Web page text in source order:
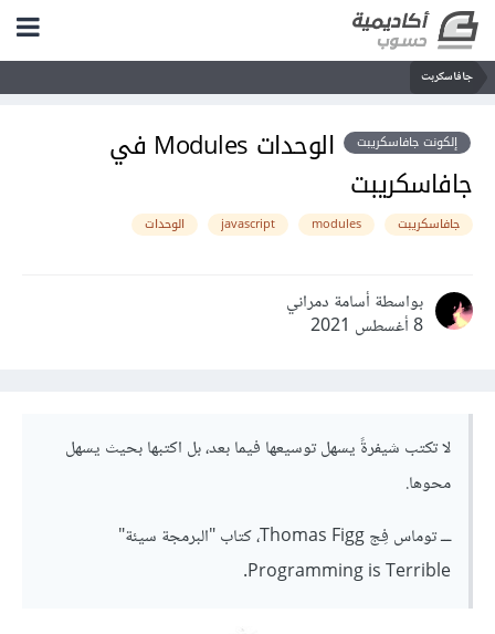
جافاسكربت
إلكونت جافاسكريبت
الوحدات Modules في
جافاسكريبت
جافاسكريبت modules
javascript الوحدات
بواسطة أسامة دمراني
8 أغسطس 2021
لا تكتب شيفرةً يسهل توسيعها فيما بعد، بل اكتبها بحيث يسهل
محوها.
ـــ توماس فِج Thomas Figg، كتاب "البرمجة سيئة"
Programming is Terrible.